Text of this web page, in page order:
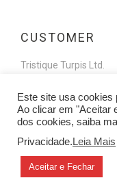
CUSTOMER
Tristique Turpis Ltd.
WHAT WE DID
Photography /
Este site usa cookies
Ao clicar em "Aceitar
dos cookies, saiba
Privacidade. Leia Mais
Aceitar e Fechar